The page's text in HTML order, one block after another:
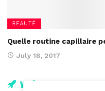
BEAUTÉ
Quelle routine capillaire
July 18, 2017
Vidéos